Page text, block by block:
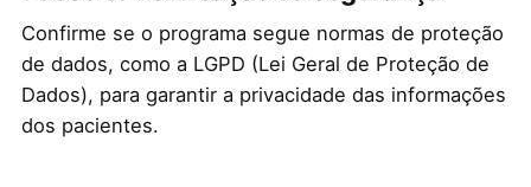
Confirme se o programa segue normas de proteção
de dados, como a LGPD (Lei Geral de Proteção de
Dados), para garantir a privacidade das informações
dos pacientes.